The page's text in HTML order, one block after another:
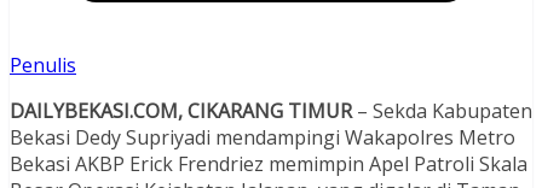
Penulis
DAILYBEKASI.COM, CIKARANG TIMUR– Sekda Kabupaten
Bekasi Dedy Supriyadi mendampingi Wakapolres Metro
Bekasi AKBP Erick Frendriez memimpin Apel Patroli Skala